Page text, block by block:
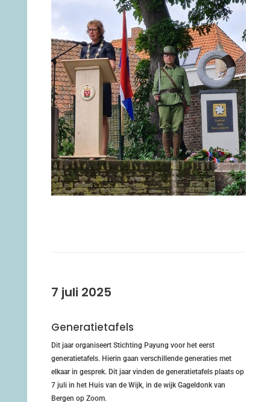
7 juli 2025
Generatietafels
Dit jaar organiseert Stichting Payung voor het eerst
generatietafels. Hierin gaan verschillende generaties met
elkaar in gesprek. Dit jaar vinden de generatietafels plaats op
7 juli in het Huis van de Wijk, in de wijk Gageldonk van
Bergen op Zoom.